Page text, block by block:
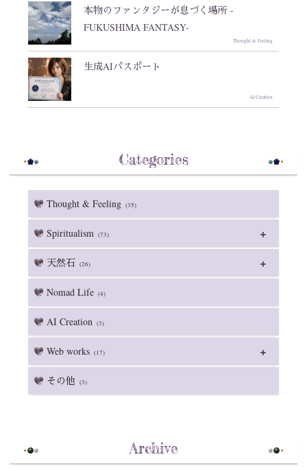
本物のファンタジーが息づく場所 -
FUKUSHIMA FANTASY-
Thought & Feeling
生成AIパスポート
AI Creation
Categories
Thought & Feeling (35)
Spiritualism (73)
天然石 (26)
Nomad Life (4)
AI Creation (3)
Web works (17)
その他 (3)
Archive